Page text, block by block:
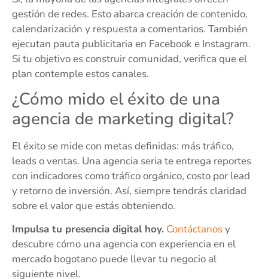
gestión de redes. Esto abarca creación de contenido,
calendarización y respuesta a comentarios. También
ejecutan pauta publicitaria en Facebook e Instagram.
Si tu objetivo es construir comunidad, verifica que el
plan contemple estos canales.
¿Cómo mido el éxito de una
agencia de marketing digital?
El éxito se mide con metas definidas: más tráfico,
leads o ventas. Una agencia seria te entrega reportes
con indicadores como tráfico orgánico, costo por lead
y retorno de inversión. Así, siempre tendrás claridad
sobre el valor que estás obteniendo.
Impulsa tu presencia digital hoy. Contáctanosy
descubre cómo una agencia con experiencia en el
mercado bogotano puede llevar tu negocio al
siguiente nivel.